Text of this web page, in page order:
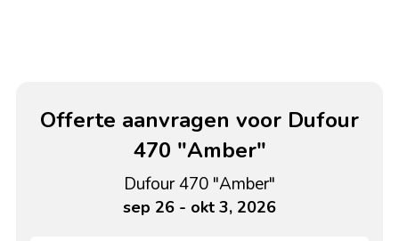
Offerte aanvragen voor Dufour
470 "Amber"
Dufour 470 "Amber"
sep 26 - okt 3, 2026